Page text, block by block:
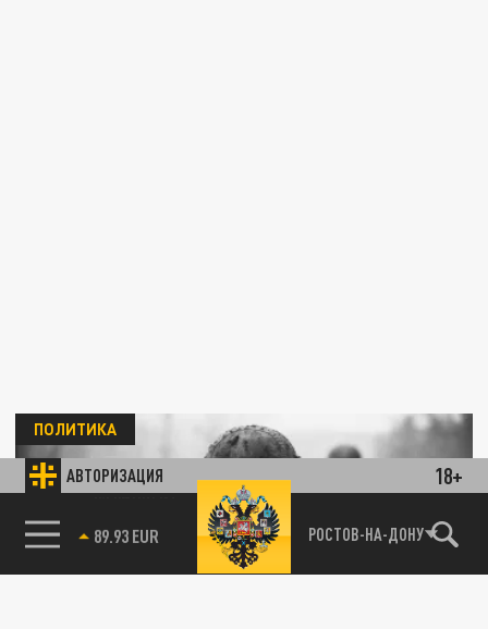
АВТОРИЗАЦИЯ 18+
85.64 BRENT РОСТОВ-НА-ДОНУ
ПОЛИТИКА